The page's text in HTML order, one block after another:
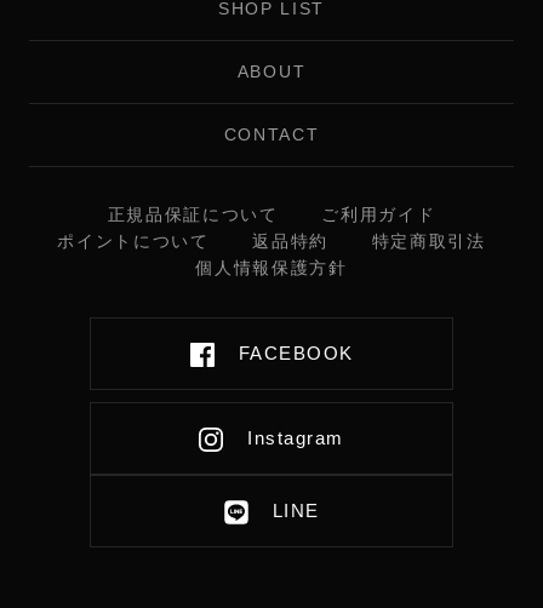
SHOP LIST
ABOUT
CONTACT
正規品保証について
ご利用ガイド
ポイントについて
返品特約
特定商取引法
個人情報保護方針
FACEBOOK
Instagram
LINE